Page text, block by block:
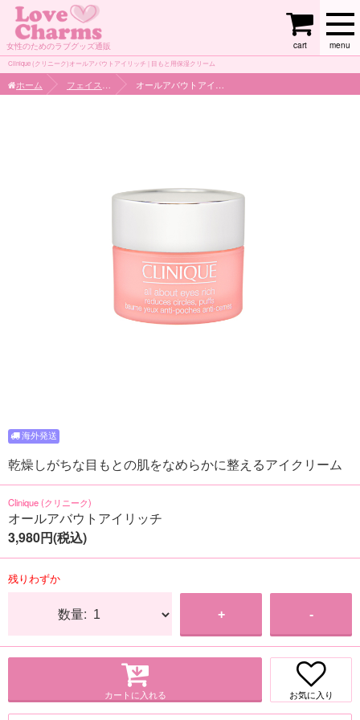
女性のためのラブグッズ通販 menu
cart
Clinique (クリニーク)オールアバウトアイリッチ | 目もと用保湿クリーム
ホーム
乾燥しがちな目もとの肌をなめらかに整えるアイクリーム
Clinique (クリニーク)
オールアバウトアイリッチ
3,980円(税込)
残りわずか
数量: + -
カートに入れる お気に入り